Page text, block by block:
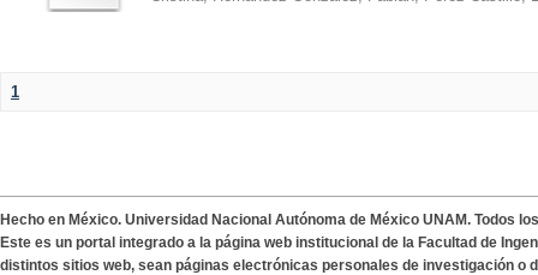
1
Hecho en México. Universidad Nacional Autónoma de México UNAM. Todos
Este es un portal integrado a la página web institucional de la Facultad de
distintos sitios web, sean páginas electrónicas personales de investigación o